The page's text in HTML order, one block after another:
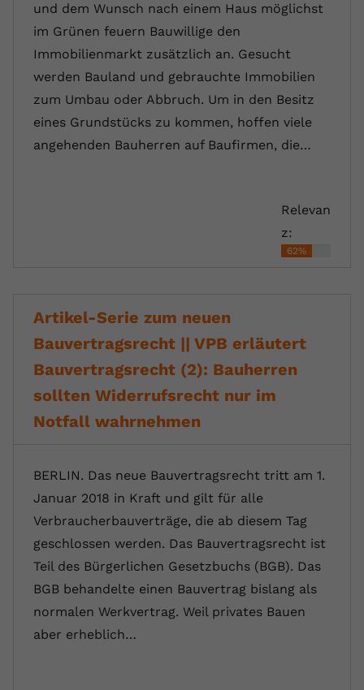
und dem Wunsch nach einem Haus möglichst
im Grünen feuern Bauwillige den
Immobilienmarkt zusätzlich an. Gesucht
werden Bauland und gebrauchte Immobilien
zum Umbau oder Abbruch. Um in den Besitz
eines Grundstücks zu kommen, hoffen viele
angehenden Bauherren auf Baufirmen, die…
Relevan
z:
62%
Artikel-Serie zum neuen
Bauvertragsrecht || VPB erläutert
Bauvertragsrecht (2): Bauherren
sollten Widerrufsrecht nur im
Notfall wahrnehmen
BERLIN. Das neue Bauvertragsrecht tritt am 1.
Januar 2018 in Kraft und gilt für alle
Verbraucherbauverträge, die ab diesem Tag
geschlossen werden. Das Bauvertragsrecht ist
Teil des Bürgerlichen Gesetzbuchs (BGB). Das
BGB behandelte einen Bauvertrag bislang als
normalen Werkvertrag. Weil privates Bauen
aber erheblich…